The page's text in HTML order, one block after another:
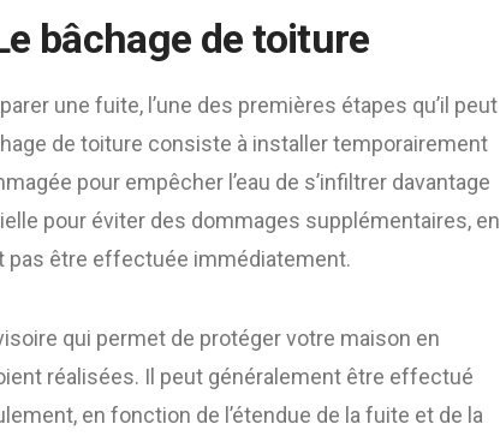
bâchage de toiture
une fuite, l’une des premières étapes qu’il peut
de toiture consiste à installer temporairement
pour empêcher l’eau de s’infiltrer davantage
pour éviter des dommages supplémentaires, en
pas être effectuée immédiatement.
qui permet de protéger votre maison en
réalisées. Il peut généralement être effectué
en fonction de l’étendue de la fuite et de la